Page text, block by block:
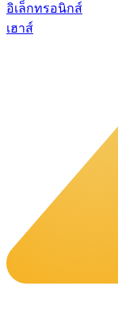
อิเล็กทรอนิกส์
เฮาส์